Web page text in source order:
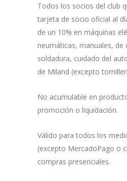
Todos los socios del club
tarjeta de socio oficial al
de un 10% en máquinas
neumáticas, manuales, de
soldadura, cuidado del
de Miland (excepto
No acumulable en
promoción o liquidación.
Válido para todos los
(excepto MercadoPago o
compras presenciales.